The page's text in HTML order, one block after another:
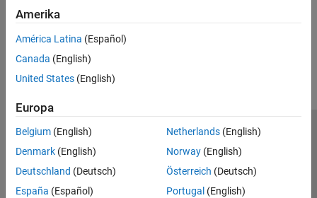
Amerika
América Latina (Español)
Canada (English)
United States (English)
Europa
Belgium (English)
Denmark (English)
Deutschland (Deutsch)
España (Español)
Netherlands(English)
Norway(English)
Österreich (Deutsch)
Portugal (English)
Trust Center
Datenschutz-Richtlinien
Datendiebstahl verhindern
Status von Anwendungen
© 1994-2026 The MathWorks, Inc.